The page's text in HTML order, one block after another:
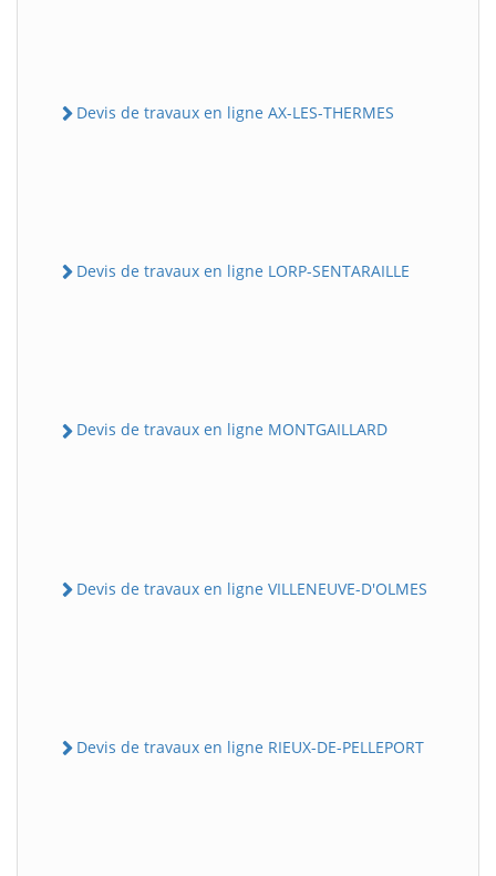
Devis de travaux en ligne AX-LES-THERMES
Devis de travaux en ligne LORP-SENTARAILLE
Devis de travaux en ligne MONTGAILLARD
Devis de travaux en ligne VILLENEUVE-D'OLMES
Devis de travaux en ligne RIEUX-DE-PELLEPORT